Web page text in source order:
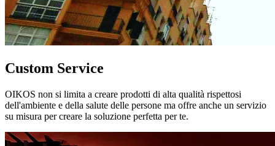
Custom Service
OIKOS non si limita a creare prodotti di alta qualità rispettosi
dell'ambiente e della salute delle persone ma offre anche un servizio
su misura per creare la soluzione perfetta per te.